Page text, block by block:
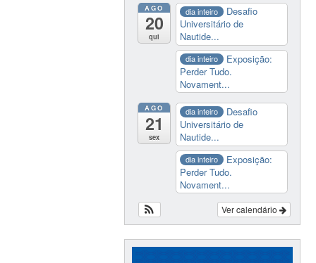
AGO
20
qui
dia inteiro
Desafio
Universitário de
Nautide...
dia inteiro
Exposição:
Perder Tudo.
Novament...
AGO
21
sex
dia inteiro
Desafio
Universitário de
Nautide...
dia inteiro
Exposição:
Perder Tudo.
Novament...
Ver calendário